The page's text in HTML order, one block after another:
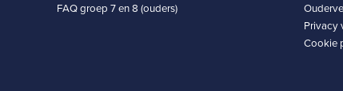
FAQ groep 7 en 8 (ouders)
Privacy
Cookie